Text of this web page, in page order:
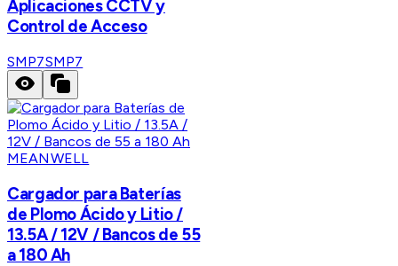
Aplicaciones CCTV y
Control de Acceso
SMP7SMP7
MEANWELL
Cargador para Baterías
de Plomo Ácido y Litio /
13.5A / 12V / Bancos de 55
a 180 Ah